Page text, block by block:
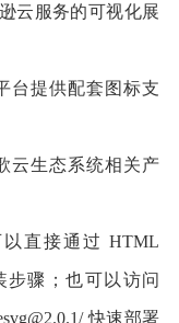
云服务的可视化展
台提供配套图标支
云生态系统相关产
直接通过 HTML
步骤；也可以访问
快速部署